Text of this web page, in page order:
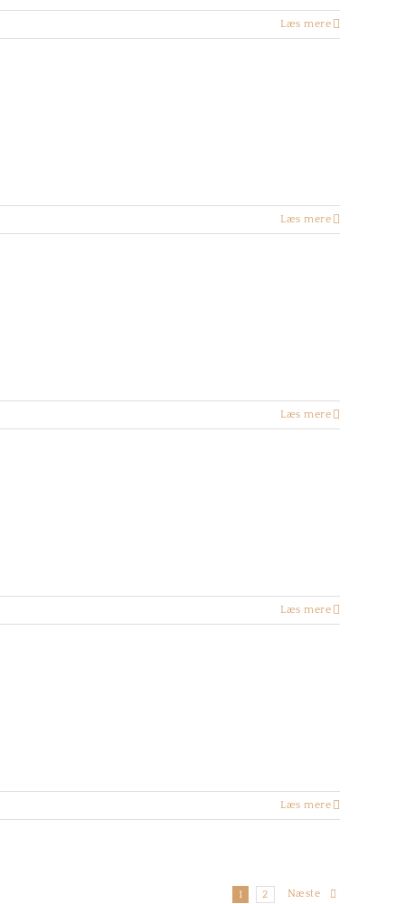
Læs mere
Læs mere
Læs mere
Læs mere
Læs mere
1 2 Næste